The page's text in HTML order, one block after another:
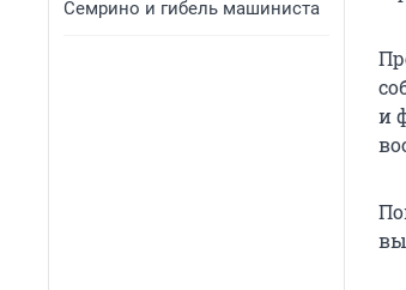
Семрино и гибель машиниста
и